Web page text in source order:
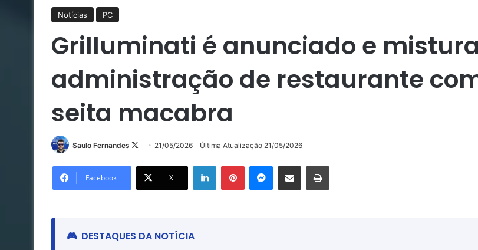
Notícias PC
Grilluminati é anunciado e mistura
administração de restaurante
seita macabra
Saulo Fernandes
Follow21/05/2026 Última Atualização 21/05/2026
Facebook X
LinkedinPinterestMessenger
Compartilhar via e-mail Imprimir
DESTAQUES DA NOTÍCIA